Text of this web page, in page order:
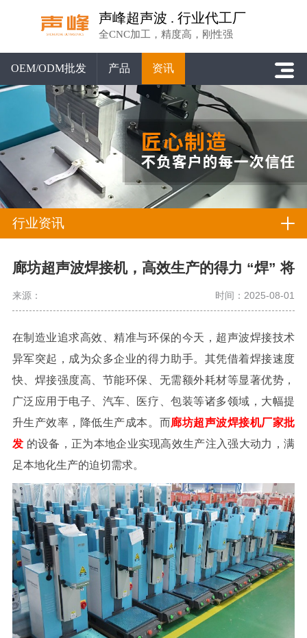
声峰超声波 . 行业代工厂
全CNC加工，精度高，刚性强
OEM/ODM批发 产品 资讯
行业资讯
廊坊超声波焊接机，高效生产的得力 “焊” 将
来源： 时间：2025-08-01
在制造业追求高效、精准与环保的今天，超声波焊接技术
异军突起，成为众多企业的得力助手。其凭借着焊接速度
快、焊接强度高、节能环保、无需额外耗材等显著优势，
广泛应用于电子、汽车、医疗、包装等诸多领域，大幅提
升生产效率，降低生产成本。而廊坊超声波焊接机厂家批
发 的设备，正为本地企业实现高效生产注入强大动力，满
足本地化生产的迫切需求。